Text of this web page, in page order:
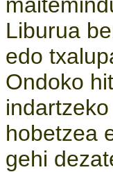
Liburua
edo
Ondoko
hobetzea
gehi